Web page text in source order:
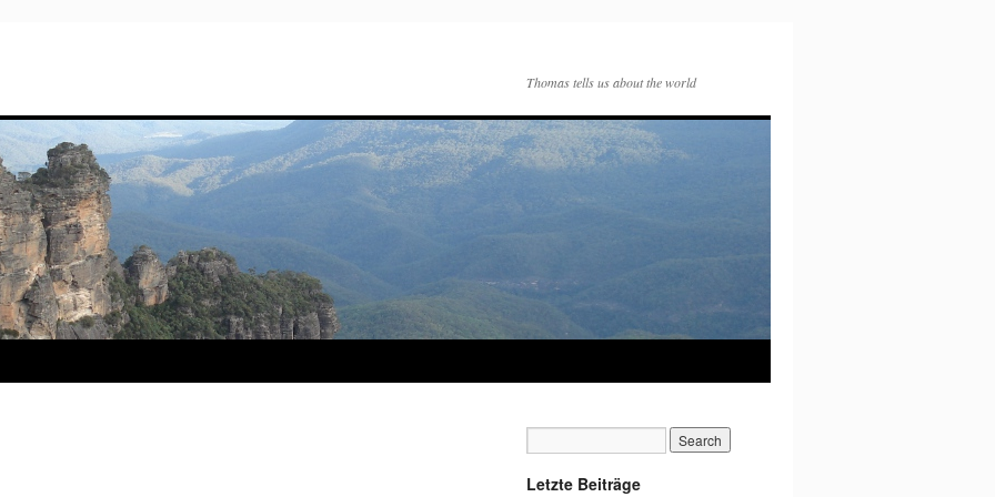
Thomas tells us about the world
Letzte Beiträge